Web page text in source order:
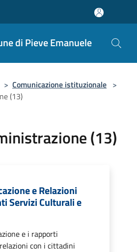
di Pieve Emanuele
> Comunicazione istituzionale >
(13)
(13)
e Relazioni
Servizi Culturali e
e i rapporti
con i cittadini